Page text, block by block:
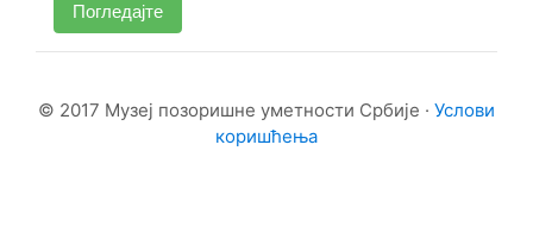
Погледајте
© 2017 Музеј позоришне уметности Србије · Услови
коришћења